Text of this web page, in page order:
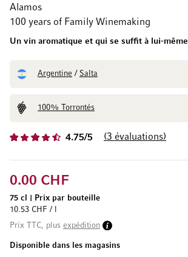
4.75/5 3 évaluations
Alamos
100 years of Family Winemaking
Un vin aromatique et qui se suffit à lui-même
Argentine / Salta
100% Torrontés
0.00 CHF
75 cl
Prix par bouteille
10.53 CHF / l
Prix TTC, plus expédition
Disponible dans les magasins